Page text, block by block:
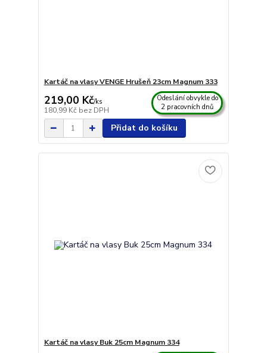
Kartáč na vlasy VENGE Hrušeň 23cm Magnum 333
219,00 Kč/ks
180,99 Kč bez DPH
Odeslání obvykle do
2 pracovních dnů
Přidat do košíku
Kartáč na vlasy Buk 25cm Magnum 334